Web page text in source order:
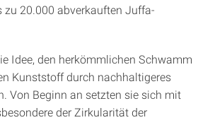
20.000 abverkauften Juffa-
Idee, den herkömmlichen Schwamm
Kunststoff durch nachhaltigeres
Von Beginn an setzten sie sich mit
der Zirkularität der